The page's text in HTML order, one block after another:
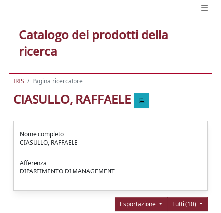
Catalogo dei prodotti della
ricerca
IRIS Pagina ricercatore
CIASULLO, RAFFAELE
Nome completo
CIASULLO, RAFFAELE
Afferenza
DIPARTIMENTO DI MANAGEMENT
Tutti (10)
Esportazione